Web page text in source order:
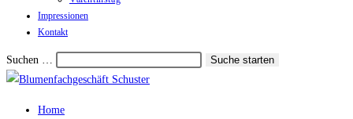
Impressionen
Kontakt
Suchen … Suche starten
Home